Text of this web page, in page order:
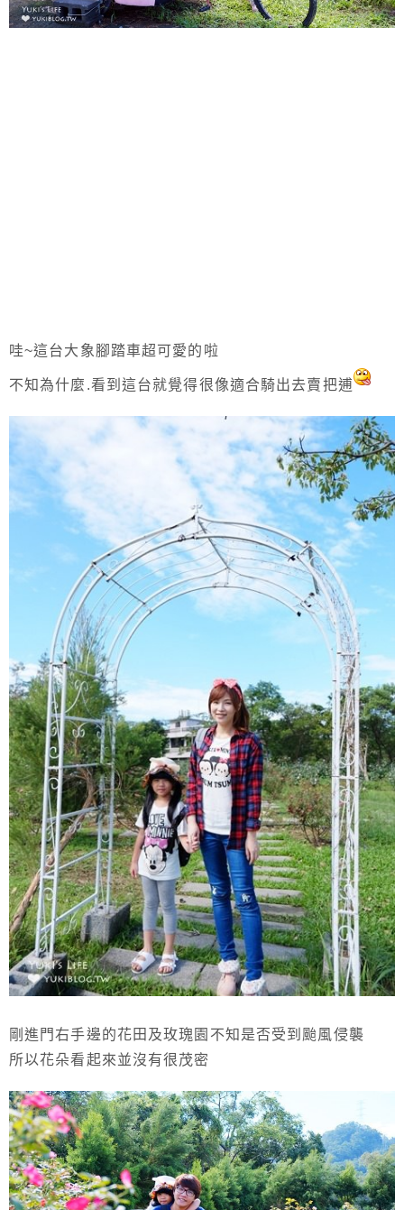
哇~這台大象腳踏車超可愛的啦
不知為什麼.看到這台就覺得很像適合騎出去賣把逋
剛進門右手邊的花田及玫瑰園不知是否受到颱風侵襲
所以花朵看起來並沒有很茂密